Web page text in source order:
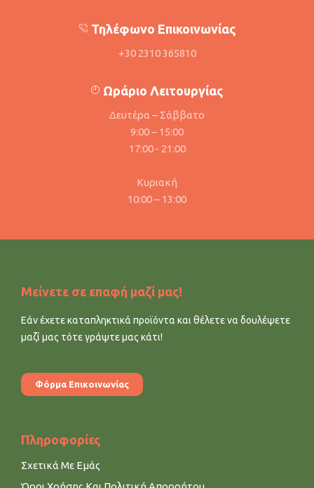
Τηλέφωνο Επικοινωνίας
+30 2310 365810
Ωράριο Λειτουργίας
Δευτέρα – Σάββατο
9:00 – 15:00
17:00 - 21:00
Κυριακή
10:00 – 13:00
Μείνετε σε επαφή μαζί μας!
Εάν έχετε καταπληκτικά προϊόντα και θέλετε να δουλέψετε
μαζί μας τότε γράψτε μας κάτι!
Φόρμα Επικοινωνίας
Πληροφορίες
Σχετικά Με Εμάς